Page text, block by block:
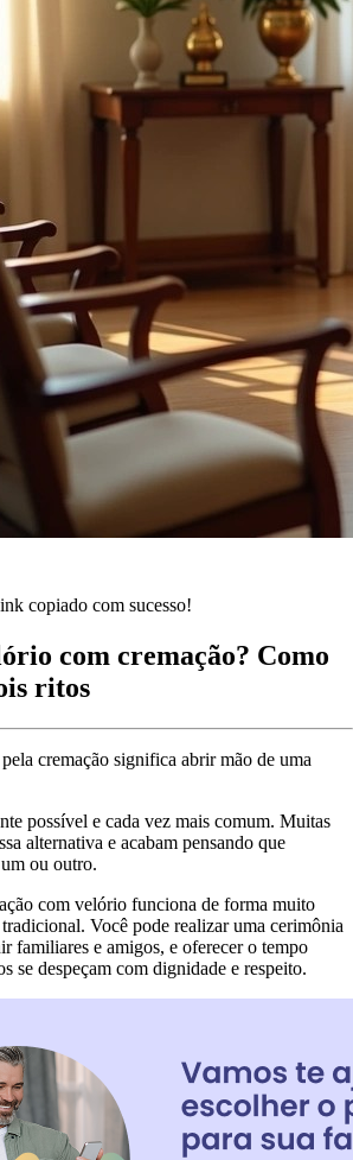
copiado com sucesso!
com cremação? Como
ritos
cremação significa abrir mão de uma
possível e cada vez mais comum. Muitas
alternativa e acabam pensando que
ou outro.
com velório funciona de forma muito
Você pode realizar uma cerimônia
familiares e amigos, e oferecer o tempo
se despeçam com dignidade e respeito.